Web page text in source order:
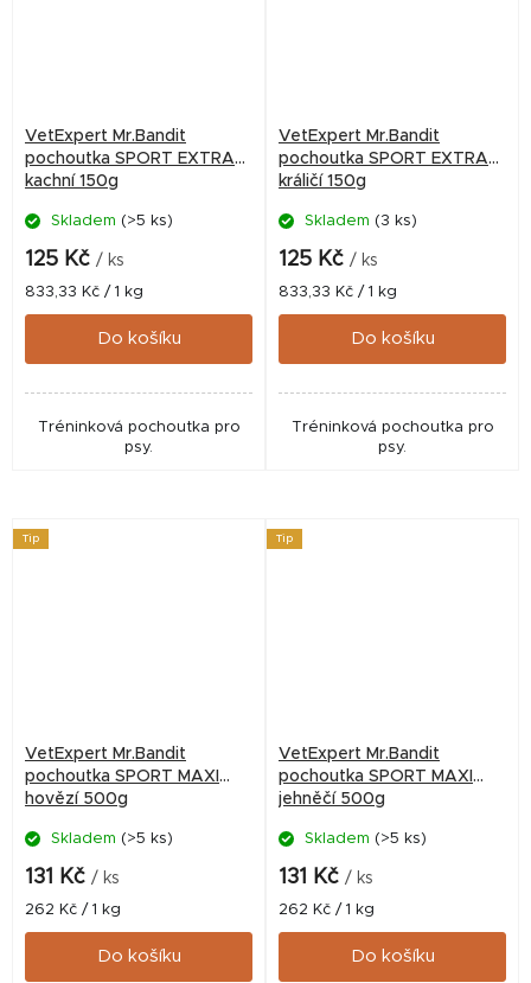
VetExpert Mr.Bandit
pochoutka SPORT EXTRA
kachní 150g
Skladem (>5 ks)
125 Kč / ks
Měrná
cena:
833,33 Kč / 1 kg
Do košíku
Tréninková pochoutka pro
psy.
VetExpert Mr.Bandit
pochoutka SPORT EXTRA
králičí 150g
Skladem (3 ks)
125 Kč / ks
Měrná
cena:
833,33 Kč / 1 kg
Do košíku
Tréninková pochoutka pro
psy.
Tip
VetExpert Mr.Bandit
pochoutka SPORT MAXI
hovězí 500g
Skladem (>5 ks)
131 Kč / ks
Měrná
cena:
262 Kč / 1 kg
Do košíku
Tip
VetExpert Mr.Bandit
pochoutka SPORT MAXI
jehněčí 500g
Skladem (>5 ks)
131 Kč / ks
Měrná
cena:
262 Kč / 1 kg
Do košíku